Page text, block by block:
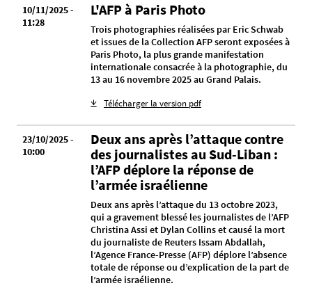
10/11/2025 -
11:28
L'AFP à Paris Photo
Trois photographies réalisées par Eric Schwab
et issues de la Collection AFP seront exposées à
Paris Photo, la plus grande manifestation
internationale consacrée à la photographie, du
13 au 16 novembre 2025 au Grand Palais.
Télécharger la version pdf
23/10/2025 -
10:00
Deux ans après l’attaque contre
des journalistes au Sud-Liban :
l’AFP déplore la réponse de
l’armée israélienne
Deux ans après l’attaque du 13 octobre 2023,
qui a gravement blessé les journalistes de l’AFP
Christina Assi et Dylan Collins et causé la mort
du journaliste de Reuters Issam Abdallah,
l’Agence France-Presse (AFP) déplore l’absence
totale de réponse ou d’explication de la part de
l’armée israélienne.